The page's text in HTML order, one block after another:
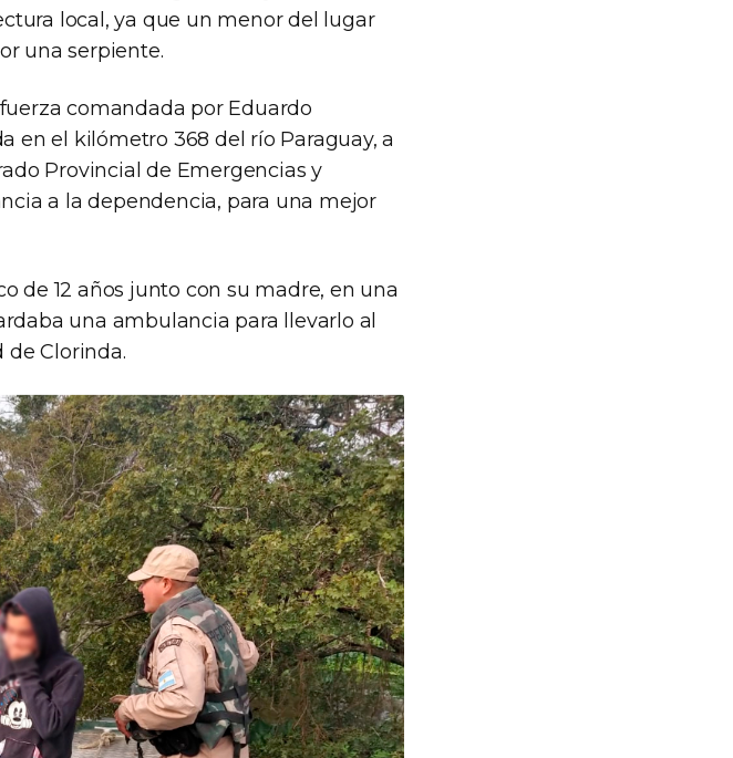
local, ya que un menor del lugar
una serpiente.
comandada por Eduardo
en el kilómetro 368 del río Paraguay, a
Provincial de Emergencias y
a la dependencia, para una mejor
de 12 años junto con su madre, en una
una ambulancia para llevarlo al
de Clorinda.